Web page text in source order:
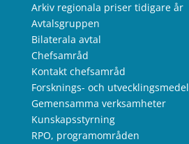
Arkiv regionala priser tidigare år
Avtalsgruppen
Bilaterala avtal
Chefsamråd
Kontakt chefsamråd
Forsknings- och utvecklingsmedel
Gemensamma verksamheter
Kunskapsstyrning
RPO, programområden